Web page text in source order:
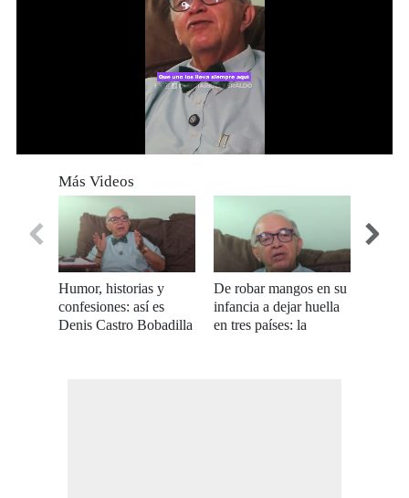
seconds
Más Videos
Humor, historias y
confesiones: así es
Denis Castro Bobadilla
De robar mangos en su
infancia a dejar huella
en tres países: la